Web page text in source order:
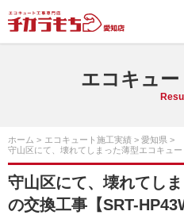
エコキュ
ホーム エコキュート施工実績
愛知県
守山区にて、壊れてしまった薄型エコキュー
守山区にて、壊れてし
の交換工事【SRT-